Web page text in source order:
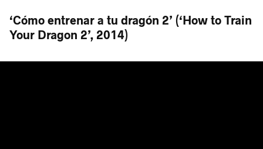
‘Cómo entrenar a tu dragón 2’ (‘How to Train
Your Dragon 2’, 2014)